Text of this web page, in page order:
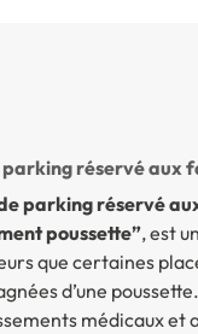
réservé aux
parking réservé
poussette”, est un
que certaines
d’une
médicaux et